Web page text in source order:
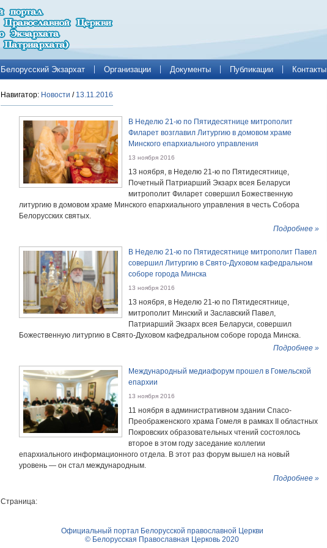
Белорусский Экзархат Организации Документы Публикации Контакты
Навигатор: Новости / 13.11.2016
В Неделю 21-ю по Пятидесятнице митрополит
Филарет возглавил Литургию в домовом храме
Минского епархиального управления
13 ноября 2016
13 ноября, в Неделю 21-ю по Пятидесятнице,
Почетный Патриарший Экзарх всея Беларуси
митрополит Филарет совершил Божественную
литургию в домовом храме Минского епархиального управления в честь Собора
Белорусских святых.
Подробнее »
В Неделю 21-ю по Пятидесятнице митрополит Павел
совершил Литургию в Свято-Духовом кафедральном
соборе города Минска
13 ноября 2016
13 ноября, в Неделю 21-ю по Пятидесятнице,
митрополит Минский и Заславский Павел,
Патриарший Экзарх всея Беларуси, совершил
Божественную литургию в Свято-Духовом кафедральном соборе города Минска.
Подробнее »
Международный медиафорум прошел в Гомельской
епархии
13 ноября 2016
11 ноября в административном здании Спасо-
Преображенского храма Гомеля в рамках II областных
Покровских образовательных чтений состоялось
второе в этом году заседание коллегии
епархиального информационного отдела. В этот раз форум вышел на новый
уровень — он стал международным.
Подробнее »
Страница:
Официальный портал Белорусской православной Церкви
© Белорусская Православная Церковь 2020